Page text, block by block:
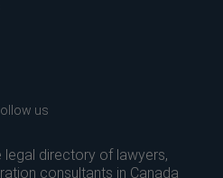
us
legal directory of lawyers,
consultants in Canada